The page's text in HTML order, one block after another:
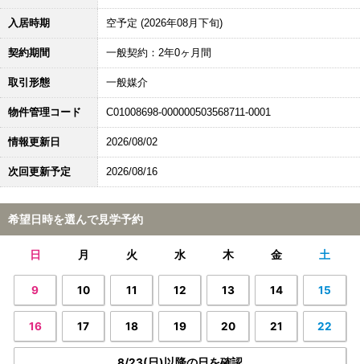
入居時期 空予定 (2026年08月下旬)
契約期間 一般契約：2年0ヶ月間
取引形態 一般媒介
物件管理コード C01008698-000000503568711-0001
情報更新日 2026/08/02
次回更新予定 2026/08/16
希望日時を選んで見学予約
日 月 火 水 木 金 土
9 10 11 12 13 14 15
16 17 18 19 20 21 22